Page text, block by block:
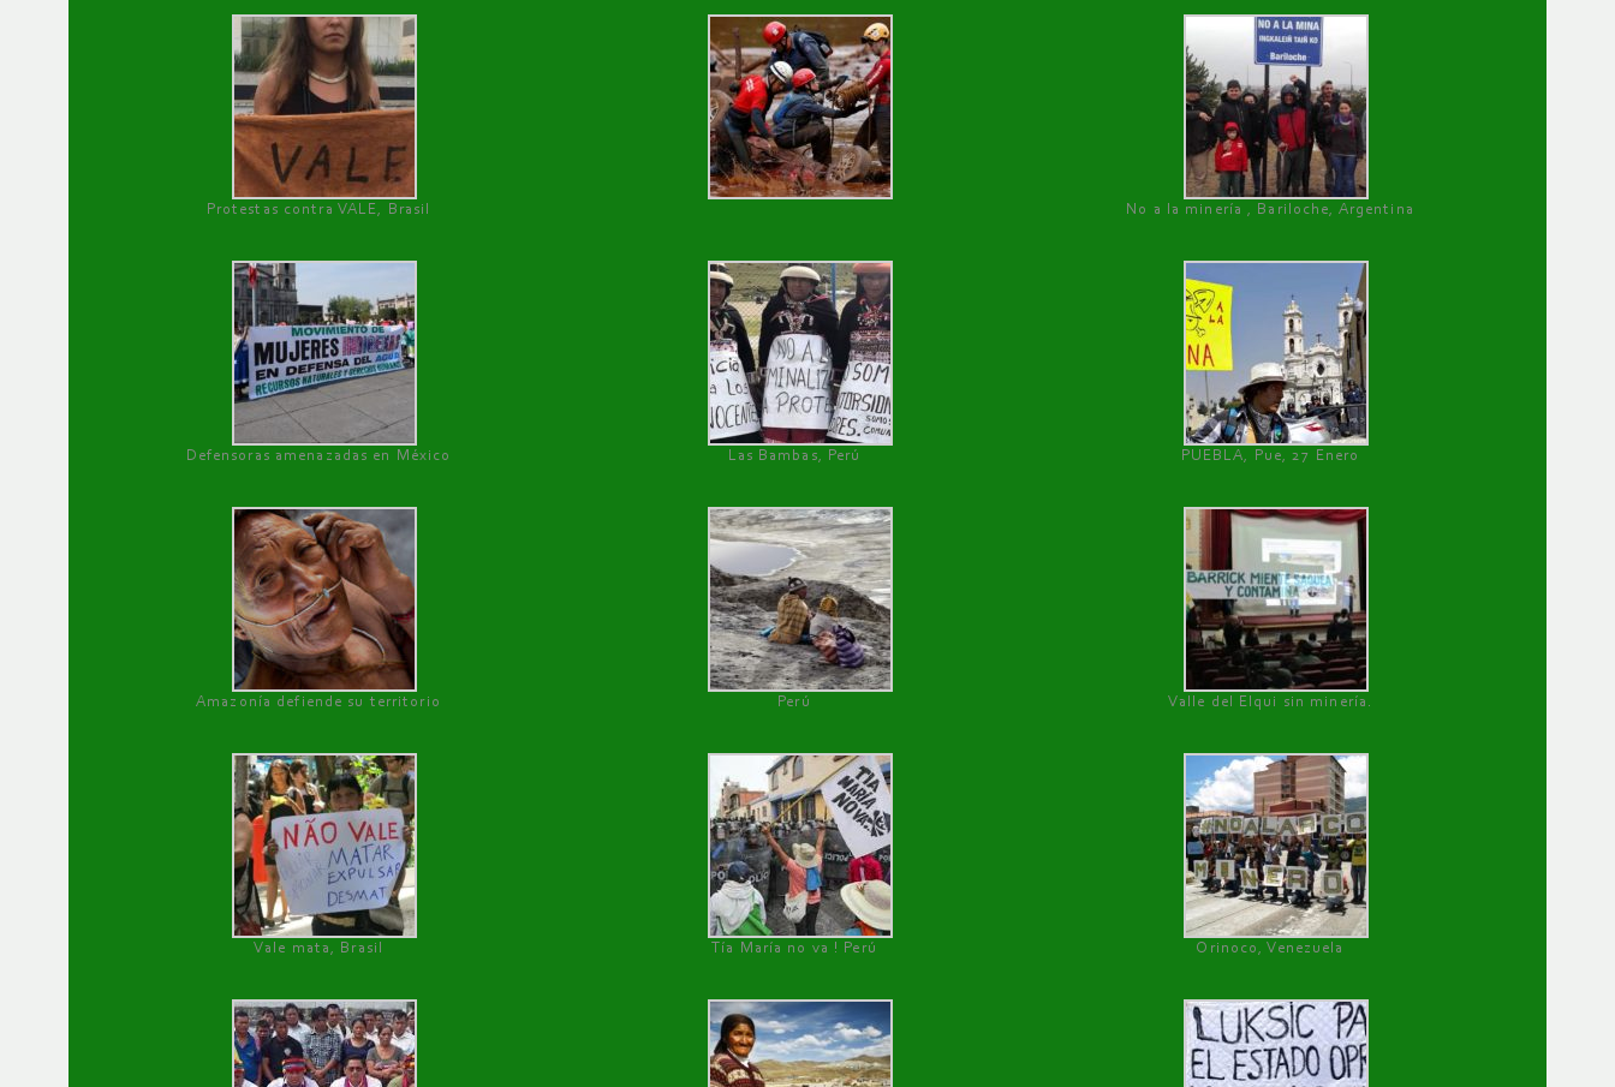
Protestas contra VALE, Brasil No a la minería , Bariloche, Argentina
Defensoras amenazadas en México Las Bambas, Perú PUEBLA, Pue, 27 Enero
Amazonía defiende su territorio Perú Valle del Elqui sin minería.
Vale mata, Brasil Tía María no va ! Perú Orinoco, Venezuela